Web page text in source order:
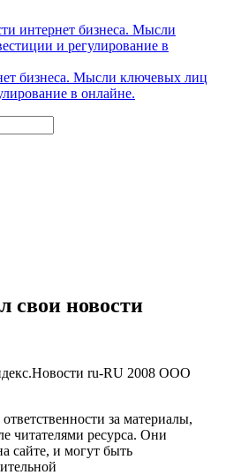
бизнеса. Мысли ключевых лиц
в онлайне.
свои новости
ru-RU 2008 ООО
за материалы,
читателями ресурса. Они
сайте, и могут быть